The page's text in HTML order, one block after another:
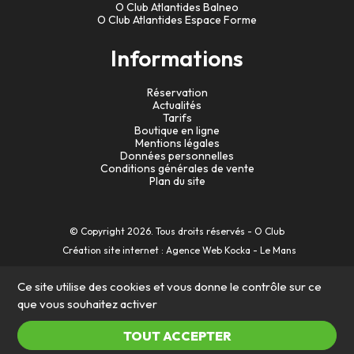
Le nombre de participants étant limité, il est fortement
réserver votre place
d’informations, contactez votre club via la page
ou rapprochez-vous de l’accueil.
O Club Atlantides Balneo
O Club Atlantides Espace Forme
Informations
Réservation
Actualités
Tarifs
Boutique en ligne
Mentions légales
Données personnelles
Conditions générales de vente
Plan du site
© Copyright 2026 . Tous droits réservés - O Club
Création site internet : Agence Web Kocka - Le Mans
Ce site utilise des cookies et vous donne le contrôle sur ce
que vous souhaitez activer
TOUT ACCEPTER